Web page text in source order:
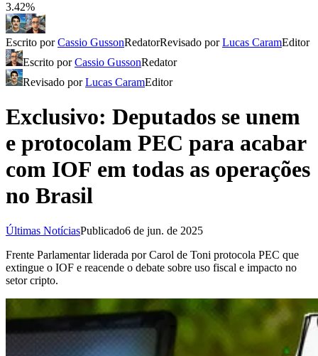
3.42%
Escrito porCassio GussonRedatorRevisado porLucas CaramEditor
Escrito porCassio GussonRedator
Revisado porLucas CaramEditor
Exclusivo: Deputados se unem
e protocolam PEC para acabar
com IOF em todas as operações
no Brasil
Últimas NotíciasPublicado6 de jun. de 2025
Frente Parlamentar liderada por Carol de Toni protocola PEC que
extingue o IOF e reacende o debate sobre uso fiscal e impacto no
setor cripto.